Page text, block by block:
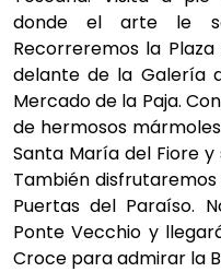
donde el arte le
Recorreremos la
delante de la Galería
Mercado de la Paja.
de hermosos
Santa María del Fiore
También
Puertas del Paraíso.
Ponte Vecchio y
Croce para admirar la